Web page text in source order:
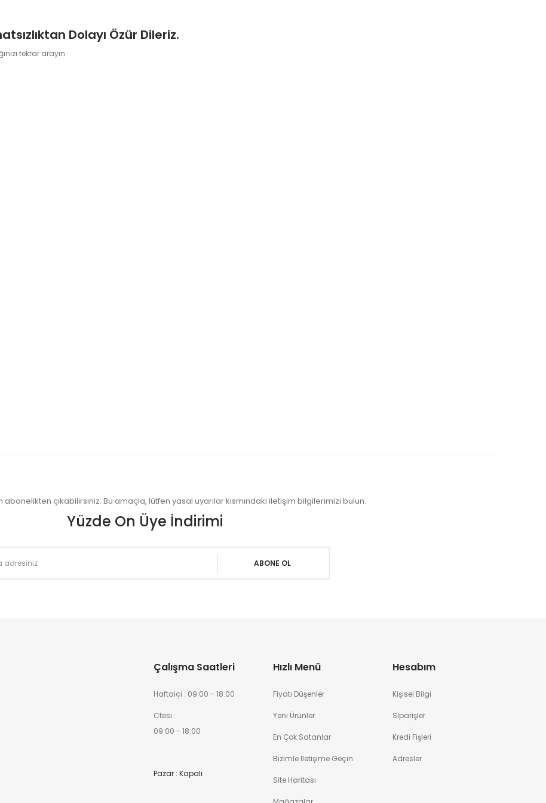
Dolayı Özür Dileriz.
tekrar arayın
çıkabilirsiniz. Bu amaçla, lütfen yasal uyarılar kısmındaki iletişim bilgilerimizi bulun.
Yüzde On Üye İndirimi
Çalışma Saatleri
Haftaiçi : 09:00 - 18:00
Ctesi :
09:00 - 18:00
Pazar : Kapalı
Hızlı Menü
Fiyatı Düşenler
Yeni Ürünler
En Çok Satanlar
Bizimle Iletişime Geçin
Site Haritası
Hesabım
Kişisel Bilgi
Siparişler
Kredi Fişleri
Adresler